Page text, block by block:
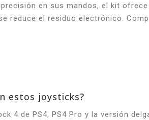
en sus mandos, el kit
reduce el residuo electrónico.
estos joysticks?
4 de PS4, PS4 Pro y la versión